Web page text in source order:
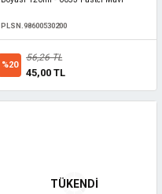
PLSN.98600530200
%20
56,26 TL
45,00 TL
TÜKENDİ